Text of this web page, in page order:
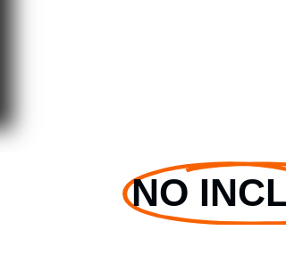
NO